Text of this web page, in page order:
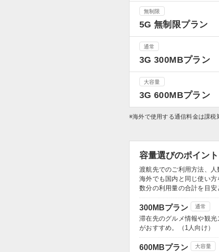
無制限
5G 無制限プラン
通常
3G 300MBプラン
大容量
3G 600MBプラン
※海外で使用する通信料金は課税
容量選びのポイント
渡航先でのご利用方法、
海外でも国内と同じ使い
数分の利用量の合計を目
300MBプラン 通常
滞在先のグルメ情報や観
がおすすめ。（1人向け）
600MBプラン 大容量